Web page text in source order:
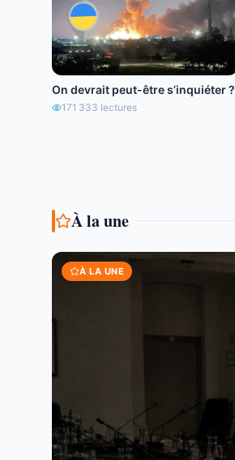
On devrait peut-être s’inquiéter ?
171 333 lectures
À la une
À LA UNE